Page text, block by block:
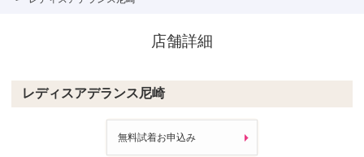
店舗詳細
レディスアデランス尼崎
無料試着お申込み